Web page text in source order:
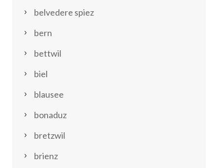
belvedere spiez
bern
bettwil
biel
blausee
bonaduz
bretzwil
brienz